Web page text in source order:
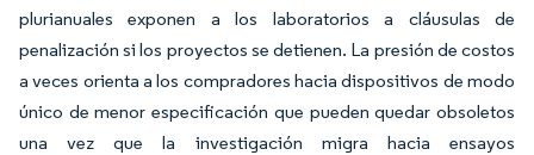
plurianuales exponen a los laboratorios a cláusulas de
penalización si los proyectos se detienen. La presión de costos
a veces orienta a los compradores hacia dispositivos de modo
único de menor especificación que pueden quedar obsoletos
una vez que la investigación migra hacia ensayos